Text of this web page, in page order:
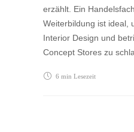
erzählt. Ein
Weiterbildung ist ideal,
Interior Design und
Concept Stores zu
6 min Lesezeit